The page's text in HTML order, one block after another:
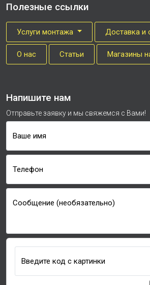
Полезные ссылки
Услуги монтажа Доставка и
О нас Cтатьи Магазины
Напишите нам
Отправьте заявку и мы свяжемся с Вами!
Ваше имя
Телефон
Сообщение (необязательно)
Введите код с картинки